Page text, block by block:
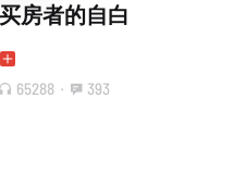
房者的自白
65288 · 393